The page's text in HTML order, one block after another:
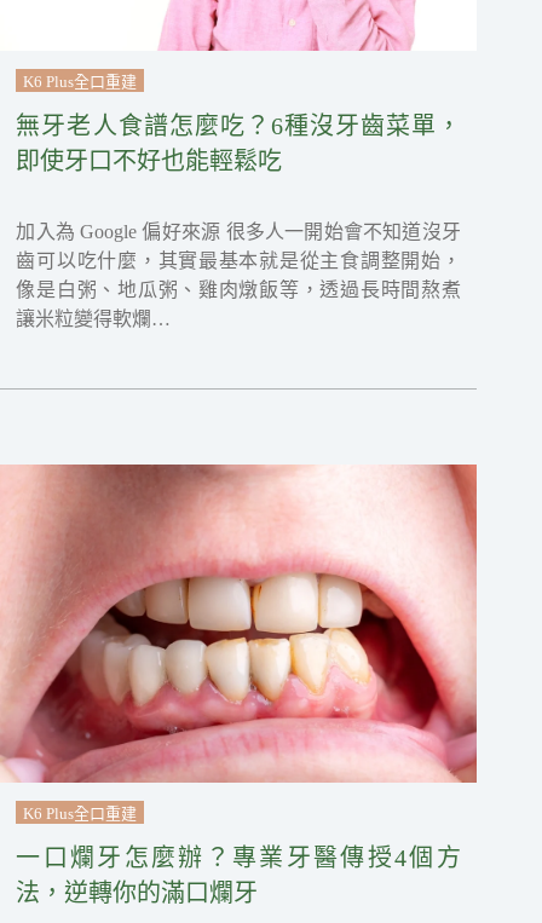
K6 Plus全口重建
無牙老人食譜怎麼吃？6種沒牙齒菜單，
即使牙口不好也能輕鬆吃
加入為 Google 偏好來源 很多人一開始會不知道沒牙
齒可以吃什麼，其實最基本就是從主食調整開始，
像是白粥、地瓜粥、雞肉燉飯等，透過長時間熬煮
讓米粒變得軟爛…
K6 Plus全口重建
一口爛牙怎麼辦？專業牙醫傳授4個方
法，逆轉你的滿口爛牙